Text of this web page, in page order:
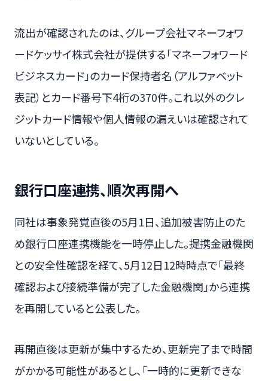
流出が確認されたのは、グループ会社マネーフォワ
ードケッサイ株式会社が提供する「マネーフォワード
ビジネスカード」のカード保持者名（アルファベット
表記）とカード番号下4桁の370件。これ以外のクレ
ジットカード情報や個人情報の漏えいは確認されて
いないとしている。
銀行口座連携、順次再開へ
同社は事象発覚直後の5月1日、追加被害防止のた
め銀行口座連携機能を一時停止した。提携金融機関
との安全性確認を経て、5月12日12時時点で「最終
確認および接続準備が完了した金融機関」から連携
を再開していると公表した。
再開直後は更新が集中するため、更新完了まで時間
がかかる可能性があるとし、「一時的に更新できな